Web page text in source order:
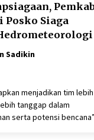
Siaga
Sadikin
menjadikan tim lebih
tanggap dalam
serta potensi